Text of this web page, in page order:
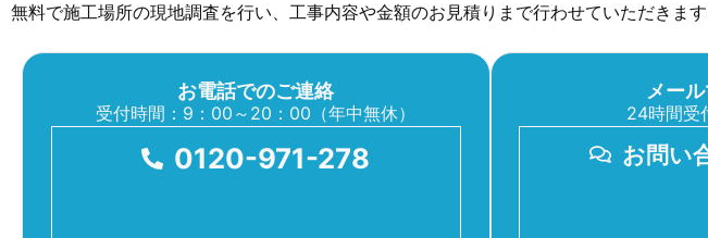
無料で施工場所の現地調査を行い、工事内容や金額のお見積りまで行わせていただきます
お電話でのご連絡
受付時間：9：00～20：00（年中無休）
0120-971-278
メー
24時間受
お問い